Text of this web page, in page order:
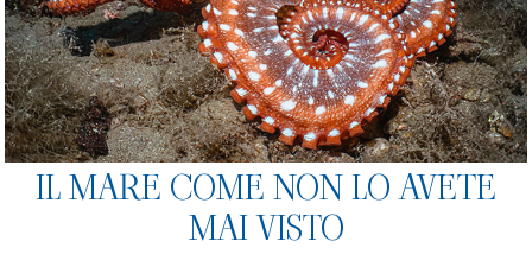
IL MARE COME NON LO AVETE
MAI VISTO